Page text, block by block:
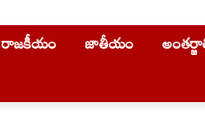
రాజకీయం జాతీయం